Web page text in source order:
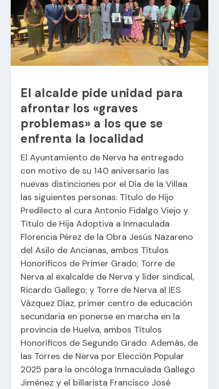
El alcalde pide unidad para
afrontar los «graves
problemas» a los que se
enfrenta la localidad
El Ayuntamiento de Nerva ha entregado
con motivo de su 140 aniversario las
nuevas distinciones por el Día de la Villaa
las siguientes personas: Título de Hijo
Predilecto al cura Antonio Fidalgo Viejo y
Título de Hija Adoptiva a Inmaculada
Florencia Pérez de la Obra Jesús Nazareno
del Asilo de Ancianas, ambos Títulos
Honoríficos de Primer Grado; Torre de
Nerva al exalcalde de Nerva y líder sindical,
Ricardo Gallego; y Torre de Nerva al IES
Vázquez Díaz, primer centro de educación
secundaria en ponerse en marcha en la
provincia de Huelva, ambos Títulos
Honoríficos de Segundo Grado. Además, de
las Torres de Nerva por Elección Popular
2025 para la oncóloga Inmaculada Gallego
Jiménez y el billarista Francisco José